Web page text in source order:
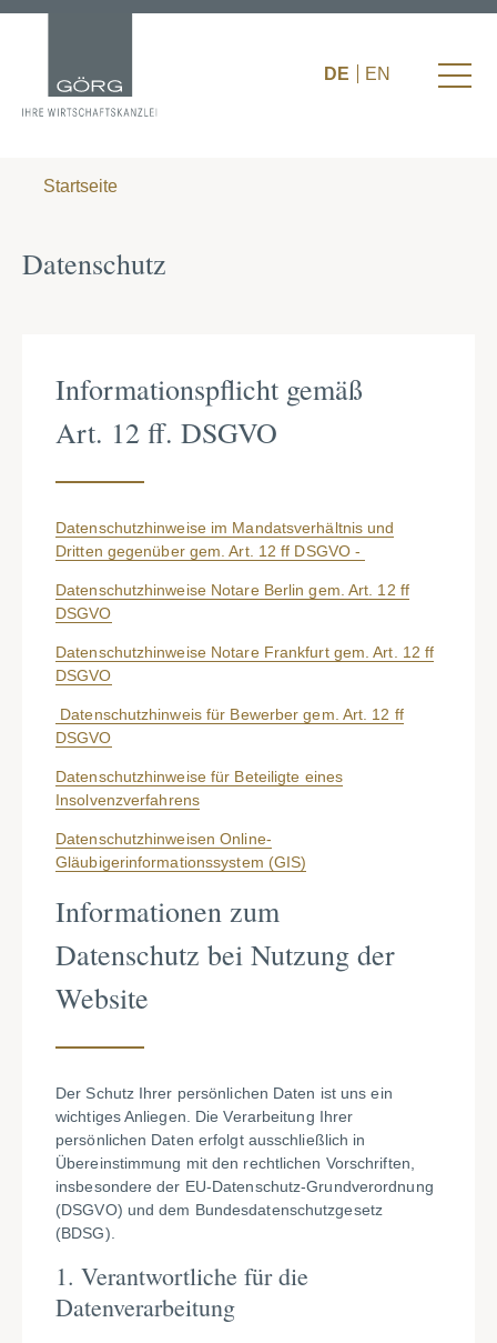
DE EN
Startseite
Datenschutz
Informationspflicht gemäß
Art. 12 ff. DSGVO
Datenschutzhinweise im Mandatsverhältnis und
Dritten gegenüber gem. Art. 12 ff DSGVO -
Datenschutzhinweise Notare Berlin gem. Art. 12 ff
DSGVO
Datenschutzhinweise Notare Frankfurt gem. Art. 12 ff
DSGVO
Datenschutzhinweis für Bewerber gem. Art. 12 ff
DSGVO
Datenschutzhinweise für Beteiligte eines
Insolvenzverfahrens
Datenschutzhinweisen Online-
Gläubigerinformationssystem (GIS)
Informationen zum
Datenschutz bei Nutzung der
Website
Der Schutz Ihrer persönlichen Daten ist uns ein
wichtiges Anliegen. Die Verarbeitung Ihrer
persönlichen Daten erfolgt ausschließlich in
Übereinstimmung mit den rechtlichen Vorschriften,
insbesondere der EU-Datenschutz-Grundverordnung
(DSGVO) und dem Bundesdatenschutzgesetz
(BDSG).
1. Verantwortliche für die
Datenverarbeitung